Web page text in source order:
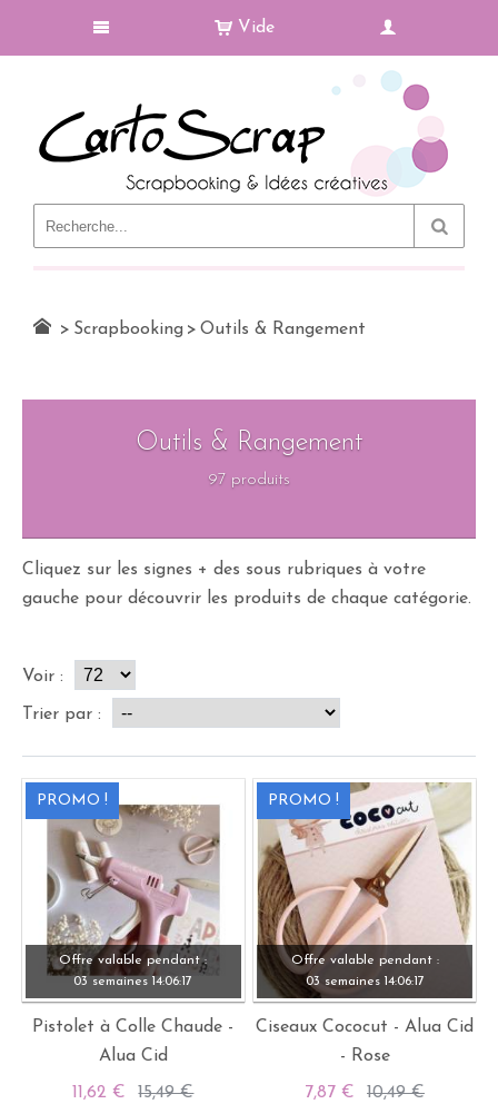
Vide
> Scrapbooking > Outils & Rangement
Outils & Rangement
97 produits
Cliquez sur les signes + des sous rubriques à votre
gauche pour découvrir les produits de chaque catégorie.
Voir :
Trier par :
PROMO !
Offre valable pendant :
03 semaines 14:06:15
Pistolet à Colle Chaude -
Alua Cid
11,62 € 15,49 €
PROMO !
Offre valable pendant :
03 semaines 14:06:15
Ciseaux Cococut - Alua Cid
- Rose
7,87 € 10,49 €